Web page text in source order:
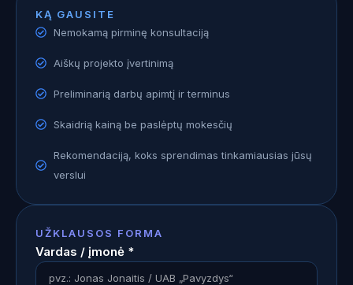
KĄ GAUSITE
Nemokamą pirminę konsultaciją
Aiškų projekto įvertinimą
Preliminarią darbų apimtį ir terminus
Skaidrią kainą be paslėptų mokesčių
Rekomendaciją, koks sprendimas tinkamiausias jūsų
verslui
UŽKLAUSOS FORMA
Vardas / įmonė *